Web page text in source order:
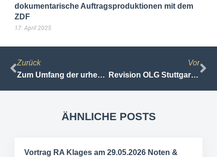
dokumentarische Auftragsproduktionen mit dem
ZDF
17. April 2025
Zurück
Zum Umfang der urheberrechtlichen Unterrichtsprivilegierung einer Fernuniversität
Vor
Revision OLG Stuttgart vom 04.04.2012 Az. 4 U 171/11, Fernuni Hagen, § 52a UrhG
ÄHNLICHE POSTS
Vortrag RA Klages am 29.05.2026 Noten &